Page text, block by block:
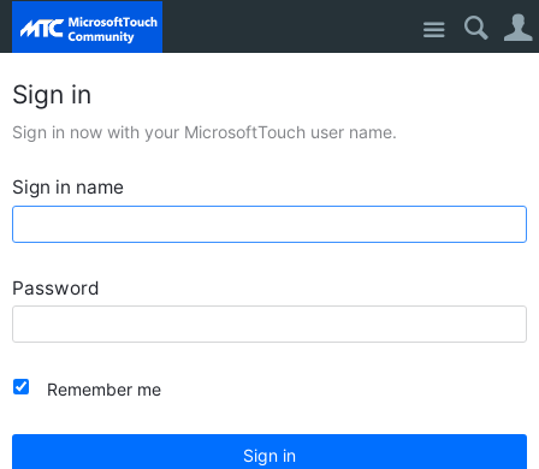
Site
Sign in
Sign in now with your MicrosoftTouch user name.
Sign in name
Password
Remember me
Sign in